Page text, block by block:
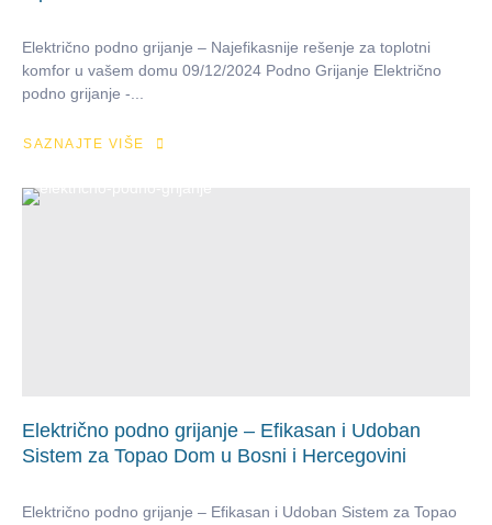
Električno podno grijanje – Najefikasnije rešenje za toplotni
komfor u vašem domu 09/12/2024 Podno Grijanje Električno
podno grijanje -...
SAZNAJTE VIŠE
Električno podno grijanje – Efikasan i Udoban
Sistem za Topao Dom u Bosni i Hercegovini
Električno podno grijanje – Efikasan i Udoban Sistem za Topao